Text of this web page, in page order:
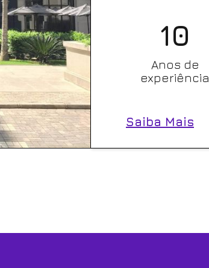
10
Anos de
experiência
Saiba Mais